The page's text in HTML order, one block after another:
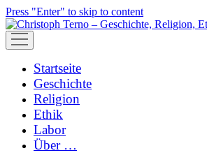
Press "Enter" to skip to content
open
menu
Startseite
Geschichte
Religion
Ethik
Labor
Über …